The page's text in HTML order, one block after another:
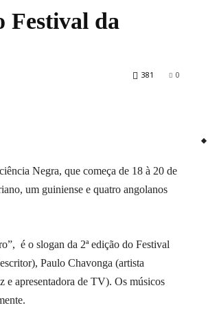
Festival da
0
381
Negra, que começa de 18 à 20 de
um guiniense e quatro angolanos
é o slogan da 2ª edição do Festival
Paulo Chavonga (artista
e apresentadora de TV). Os músicos